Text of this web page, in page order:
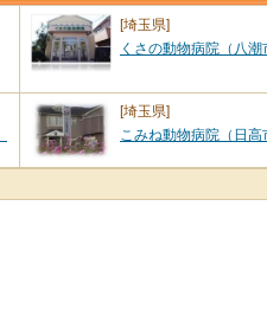
[埼玉県]
くさの動物病院（八潮
[埼玉県]
こみね動物病院（日高